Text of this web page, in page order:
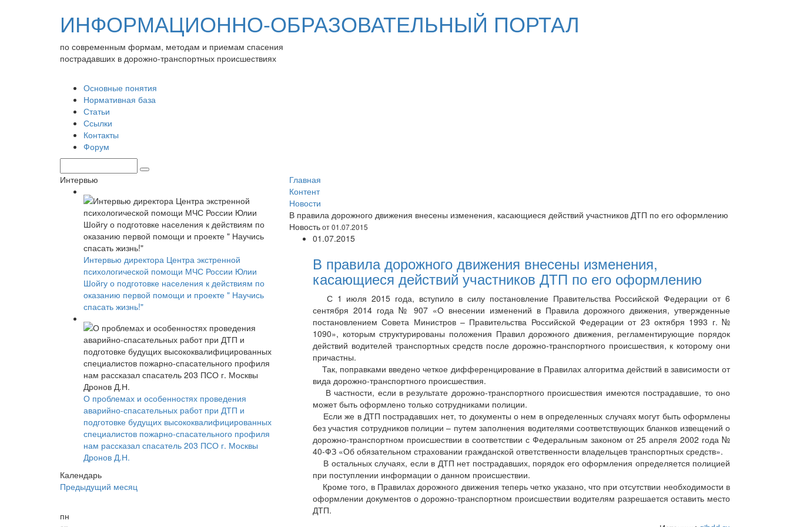
ИНФОРМАЦИОННО-ОБРАЗОВАТЕЛЬНЫЙ ПОРТАЛ
по современным формам, методам и приемам спасения
пострадавших в дорожно-транспортных происшествиях
Основные понятия
Нормативная база
Статьи
Ссылки
Контакты
Форум
Интервью
Интервью директора Центра экстренной
психологической помощи МЧС России Юлии
Шойгу о подготовке населения к действиям по
оказанию первой помощи и проекте " Научись
спасать жизнь!"
О проблемах и особенностях проведения
аварийно-спасательных работ при ДТП и
подготовке будущих высококвалифицированных
специалистов пожарно-спасательного профиля
нам рассказал спасатель 203 ПСО г. Москвы
Дронов Д.Н.
Календарь
Предыдущий месяц
пн
Главная
Контент
Новости
В правила дорожного движения внесены изменения, касающиеся действий участников ДТП по его оформлению
Новостьот 01.07.2015
01.07.2015
В правила дорожного движения внесены изменения,
касающиеся действий участников ДТП по его оформлению
С 1 июля 2015 года, вступило в силу постановление Правительства Российской Федерации от 6
сентября 2014 года № 907 «О внесении изменений в Правила дорожного движения, утвержденные
постановлением Совета Министров – Правительства Российской Федерации от 23 октября 1993 г. №
1090», которым структурированы положения Правил дорожного движения, регламентирующие порядок
действий водителей транспортных средств после дорожно-транспортного происшествия, к которому они
причастны.
Так, поправками введено четкое дифференцирование в Правилах алгоритма действий в зависимости от
вида дорожно-транспортного происшествия.
В частности, если в результате дорожно-транспортного происшествия имеются пострадавшие, то оно
может быть оформлено только сотрудниками полиции.
Если же в ДТП пострадавших нет, то документы о нем в определенных случаях могут быть оформлены
без участия сотрудников полиции – путем заполнения водителями соответствующих бланков извещений о
дорожно-транспортном происшествии в соответствии с Федеральным законом от 25 апреля 2002 года №
40-ФЗ «Об обязательном страховании гражданской ответственности владельцев транспортных средств».
В остальных случаях, если в ДТП нет пострадавших, порядок его оформления определяется полицией
при поступлении информации о данном происшествии.
Кроме того, в Правилах дорожного движения теперь четко указано, что при отсутствии необходимости в
оформлении документов о дорожно-транспортном происшествии водителям разрешается оставить место
ДТП.